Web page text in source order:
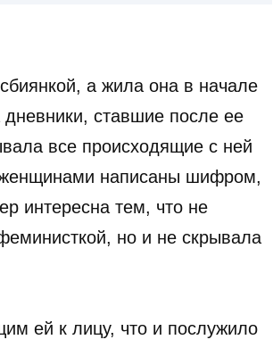
а жила она в начале
ставшие после ее
все происходящие с ней
написаны шифром,
интересна тем, что не
но и не скрывала
ей к лицу, что и послужило